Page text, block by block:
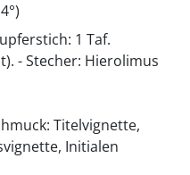
1 Taf.
- Stecher: Hierolimus
Titelvignette,
Initialen